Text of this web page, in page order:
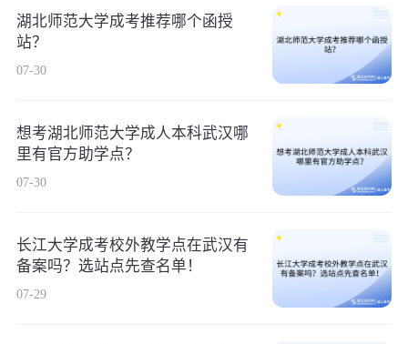
湖北师范大学成考推荐哪个函授
站？
07-30
想考湖北师范大学成人本科武汉哪
里有官方助学点？
07-30
长江大学成考校外教学点在武汉有
备案吗？选站点先查名单！
07-29